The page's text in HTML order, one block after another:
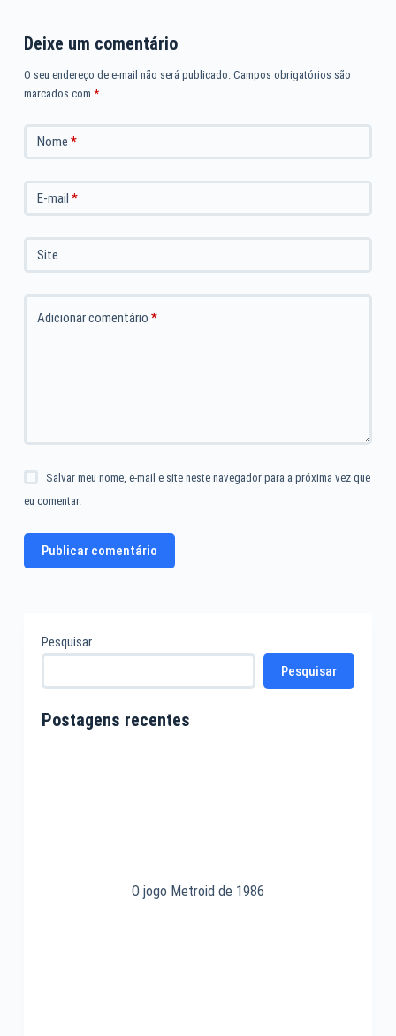
Deixe um comentário
O seu endereço de e-mail não será publicado. Campos obrigatórios são
marcados com *
Nome *
E-mail *
Site
Adicionar comentário *
Salvar meu nome, e-mail e site neste navegador para a próxima vez que
eu comentar.
Publicar comentário
Pesquisar
Pesquisar
Postagens recentes
O jogo Metroid de 1986